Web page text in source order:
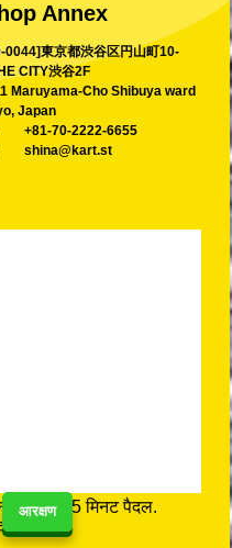
आरक्षण
Annex
0044]東京都渋谷区円山町10-
CITY渋谷2F
Maruyama-Cho Shibuya ward
Japan
+81-70-2222-6655
shina@kart.st
स्टेशन से 5 मिनट पैदल.